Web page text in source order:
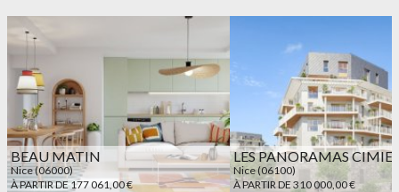
BEAU MATIN
Nice (06000)
À PARTIR DE 177 061,00 €
LES PANORAMAS
Nice (06100)
À PARTIR DE 310 000,00 €